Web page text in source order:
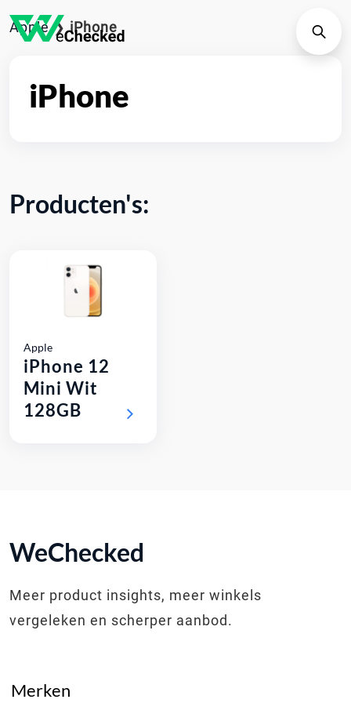
Apple❯iPhone
iPhone
Producten's:
Apple
iPhone 12
Mini Wit
128GB
WeChecked
Meer product insights, meer winkels
vergeleken en scherper aanbod.
Merken